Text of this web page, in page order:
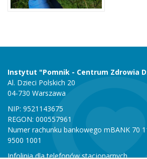
Instytut "Pomnik - Centrum Zdrowia
Al. Dzieci Polskich 20
04-730 Warszawa
NIP: 9521143675
REGON: 000557961
Numer rachunku bankowego mBANK 70
9500 1001
Infolinia dla telefonów stacjonarnych